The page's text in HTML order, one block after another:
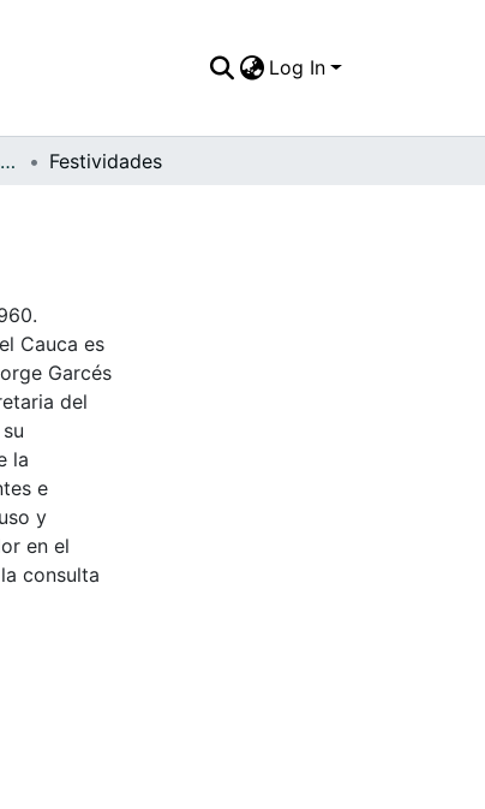
Log In
APFFVC - Fiestas, Ferias y Carnavales - Patrimonial Festividades
Cauca es
Garcés
del
la
e
y
en el
consulta